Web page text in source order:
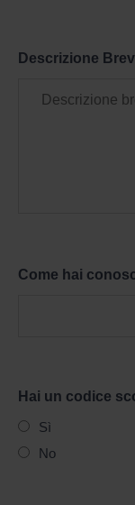
Descrizione
Come hai
Hai un codice
Sì
No